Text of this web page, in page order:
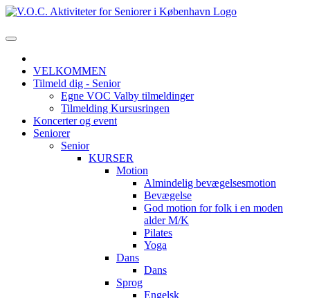
VELKOMMEN
Tilmeld dig - Senior
Egne VOC Valby tilmeldinger
Tilmelding Kursusringen
Koncerter og event
Seniorer
Senior
KURSER
Motion
Almindelig bevægelsesmotion
Bevægelse
God motion for folk i en moden
alder M/K
Pilates
Yoga
Dans
Dans
Sprog
Engelsk